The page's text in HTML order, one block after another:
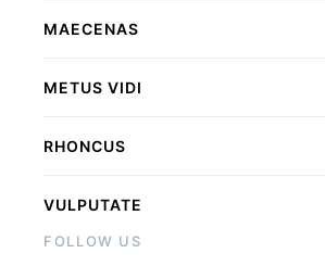
MAECENAS
METUS VIDI
RHONCUS
VULPUTATE
FOLLOW US